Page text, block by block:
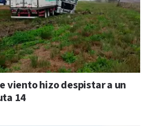
viento hizo despistar a un
14